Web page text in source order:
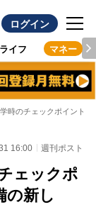
ログイン
ライフ マネー
学時のチェックポイント
16:00 週刊ポスト
ェックポ
の新し